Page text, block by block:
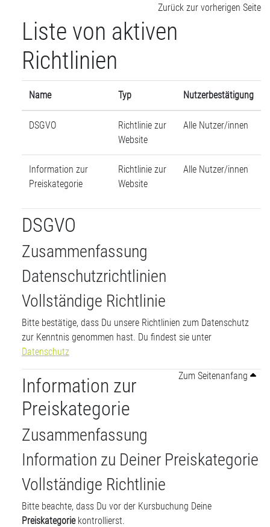
Zurück zur vorherigen Seite
Liste von aktiven
Richtlinien
Name Typ Nutzerbestätigung
DSGVO
Richtlinie zur
Website
Alle Nutzer/innen
Information zur
Preiskategorie
Richtlinie zur
Website
Alle Nutzer/innen
DSGVO
Zusammenfassung
Datenschutzrichtlinien
Vollständige Richtlinie
Bitte bestätige, dass Du unsere Richtlinien zum Datenschutz
zur Kenntnis genommen hast. Du findest sie unter
Datenschutz
Zum Seitenanfang
Information zur
Preiskategorie
Zusammenfassung
Information zu Deiner Preiskategorie
Vollständige Richtlinie
Bitte beachte, dass Du vor der Kursbuchung Deine
Preiskategoriekontrollierst.